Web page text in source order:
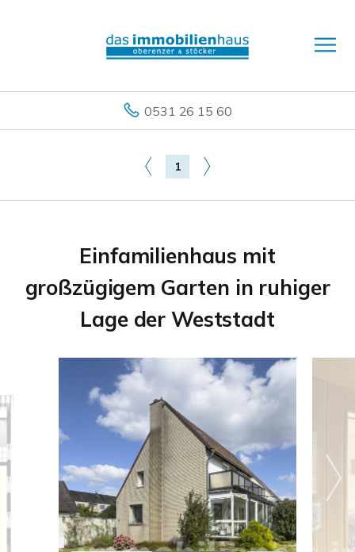
0531 26 15 60
1
Einfamilienhaus mit
großzügigem Garten in ruhiger
Lage der Weststadt